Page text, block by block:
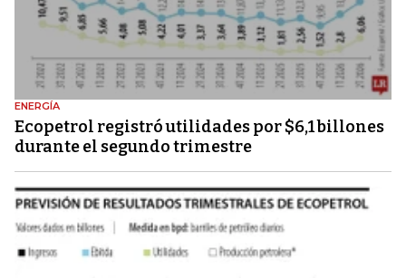
ENERGÍA
Ecopetrol registró utilidades por $6,1 billones
durante el segundo trimestre